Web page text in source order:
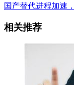
国产替代进程加速
相关推荐